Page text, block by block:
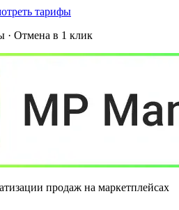
тарифы
· Отмена в 1 клик
продаж на маркетплейсах